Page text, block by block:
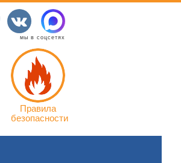
мы в соцсетях
Правила
безопасности